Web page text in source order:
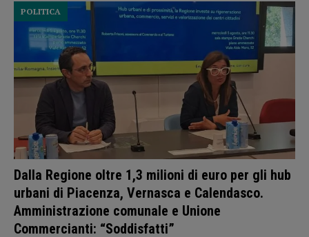
Dalla Regione oltre 1,3 milioni di euro per gli hub
urbani di Piacenza, Vernasca e Calendasco.
Amministrazione comunale e Unione
Commercianti: “Soddisfatti”
POLITICA